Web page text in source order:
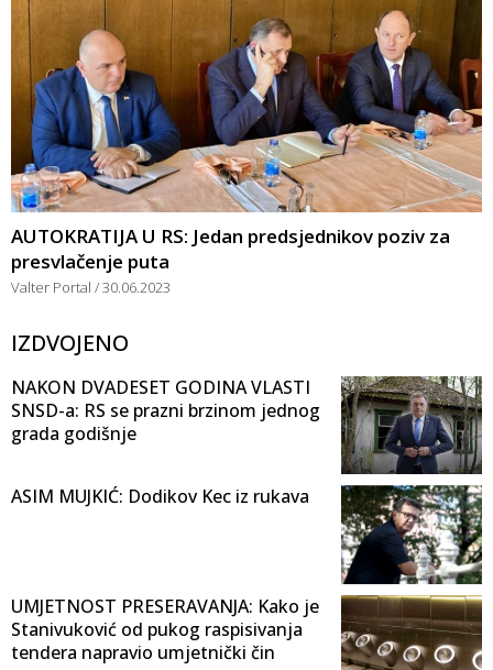
AUTOKRATIJA U RS: Jedan predsjednikov poziv za
presvlačenje puta
Valter Portal 30.06.2023
IZDVOJENO
NAKON DVADESET GODINA VLASTI
SNSD-a: RS se prazni brzinom jednog
grada godišnje
ASIM MUJKIĆ: Dodikov Kec iz rukava
UMJETNOST PRESERAVANJA: Kako je
Stanivuković od pukog raspisivanja
tendera napravio umjetnički čin